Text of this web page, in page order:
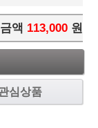
액 113,000 원
심상품